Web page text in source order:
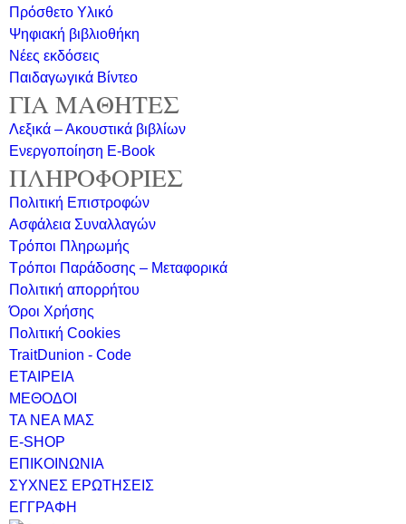
Πρόσθετο Υλικό
Ψηφιακή βιβλιοθήκη
Νέες εκδόσεις
Παιδαγωγικά Βίντεο
ΓΙΑ ΜΑΘΗΤΕΣ
Λεξικά – Ακουστικά βιβλίων
Ενεργοποίηση E-Book
ΠΛΗΡΟΦΟΡΙΕΣ
Πολιτική Επιστροφών
Ασφάλεια Συναλλαγών
Τρόποι Πληρωμής
Τρόποι Παράδοσης – Μεταφορικά
Πολιτική απορρήτου
Όροι Χρήσης
Πολιτική Cookies
TraitDunion - Code
ΕΤΑΙΡΕΙΑ
ΜΕΘΟΔΟΙ
ΤΑ ΝΕΑ ΜΑΣ
E-SHOP
ΕΠΙΚΟΙΝΩΝΙΑ
ΣΥΧΝΕΣ ΕΡΩΤΗΣΕΙΣ
ΕΓΓΡΑΦΗ